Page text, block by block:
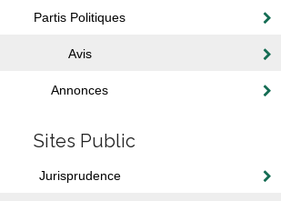
Partis Politiques
Avis
Annonces
Sites Public
Jurisprudence